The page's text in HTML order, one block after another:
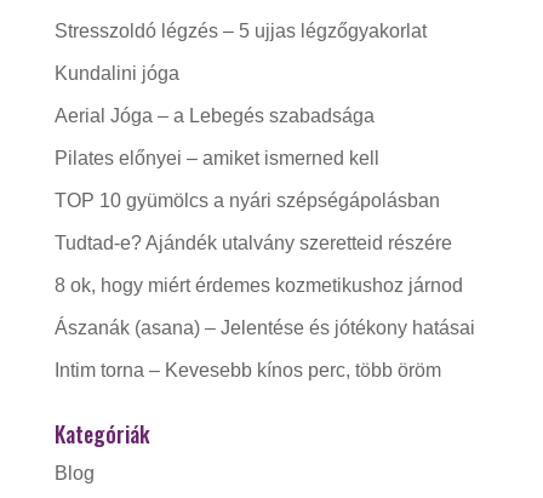
Stresszoldó légzés – 5 ujjas légzőgyakorlat
Kundalini jóga
Aerial Jóga – a Lebegés szabadsága
Pilates előnyei – amiket ismerned kell
TOP 10 gyümölcs a nyári szépségápolásban
Tudtad-e? Ajándék utalvány szeretteid részére
8 ok, hogy miért érdemes kozmetikushoz járnod
Ászanák (asana) – Jelentése és jótékony hatásai
Intim torna – Kevesebb kínos perc, több öröm
Kategóriák
Blog